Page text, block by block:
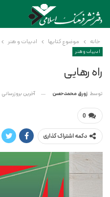
خانه موضوع کتابها ادبیات و هنر
ادبیات و هنر
راه رهایی
توسط زورق محمدحسن آخرین بروزرسانی
0
دکمه اشتراک گذاری